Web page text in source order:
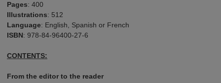
Pages: 400
Illustrations: 512
Language: English, Spanish or French
ISBN: 978-84-96400-27-6
CONTENTS:
From the editor to the reader